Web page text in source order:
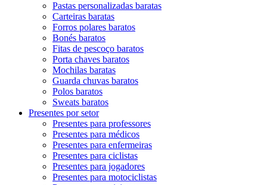
Pastas personalizadas baratas
Carteiras baratas
Forros polares baratos
Bonés baratos
Fitas de pescoço baratos
Porta chaves baratos
Mochilas baratas
Guarda chuvas baratos
Polos baratos
Sweats baratos
Presentes por setor
Presentes para professores
Presentes para médicos
Presentes para enfermeiras
Presentes para ciclistas
Presentes para jogadores
Presentes para motociclistas